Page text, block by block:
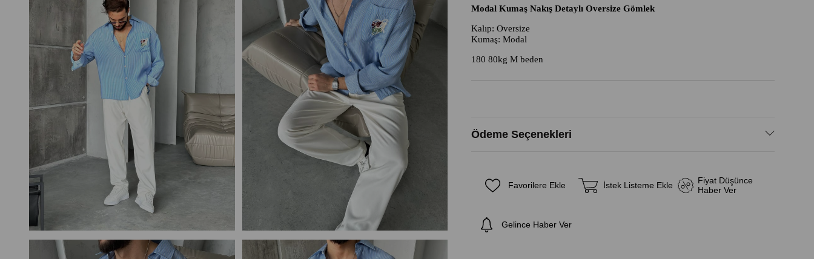
Modal Kumaş Nakış Detaylı Oversize Gömlek
Kalıp: Oversize
Kumaş: Modal
180 80kg M beden
Ödeme Seçenekleri
Favorilere Ekle İstek Listeme Ekle
Fiyat Düşünce
Haber Ver
Gelince Haber Ver